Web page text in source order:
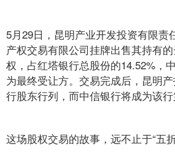
5月29日，昆明产业开发投资有限责
产权交易有限公司挂牌出售其持有
权，占红塔银行总股份的14.52%，
为最终受让方。交易完成后，昆明
行股东行列，而中信银行将成为该行
这场股权交易的故事，远不止于“五